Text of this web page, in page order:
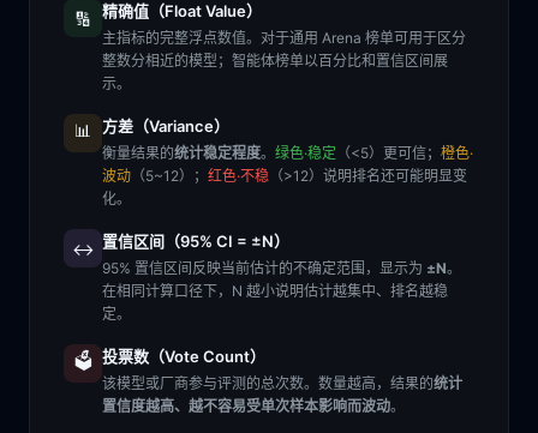
🔢 精确值（Float Value）
主指标的完整浮点数值。对于通用 Arena 榜单可用于区分
整数分相近的模型；智能体榜单以百分比和置信区间展
示。
📊 方差（Variance）
衡量结果的统计稳定程度。 绿色·稳定 （<5）更可信； 橙色·
波动 （5~12）； 红色·不稳 （>12）说明排名还可能明显变
化。
↔️ 置信区间（95% CI = ±N）
95% 置信区间反映当前估计的不确定范围，显示为 ±N。
在相同计算口径下，N 越小说明估计越集中、排名越稳
定。
🗳️ 投票数（Vote Count）
该模型或厂商参与评测的总次数。数量越高，结果的统计
置信度越高、越不容易受单次样本影响而波动。